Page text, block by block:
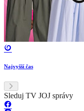
Najvyšší čas
Sleduj TV JOJ správy